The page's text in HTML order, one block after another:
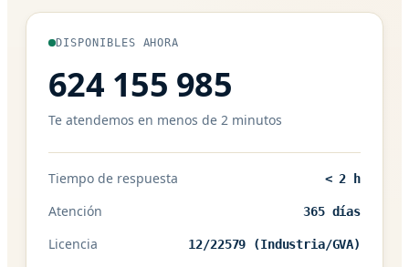
DISPONIBLES AHORA
624 155 985
Te atendemos en menos de 2 minutos
Tiempo de respuesta < 2 h
Atención 365 días
Licencia 12/22579 (Industria/GVA)